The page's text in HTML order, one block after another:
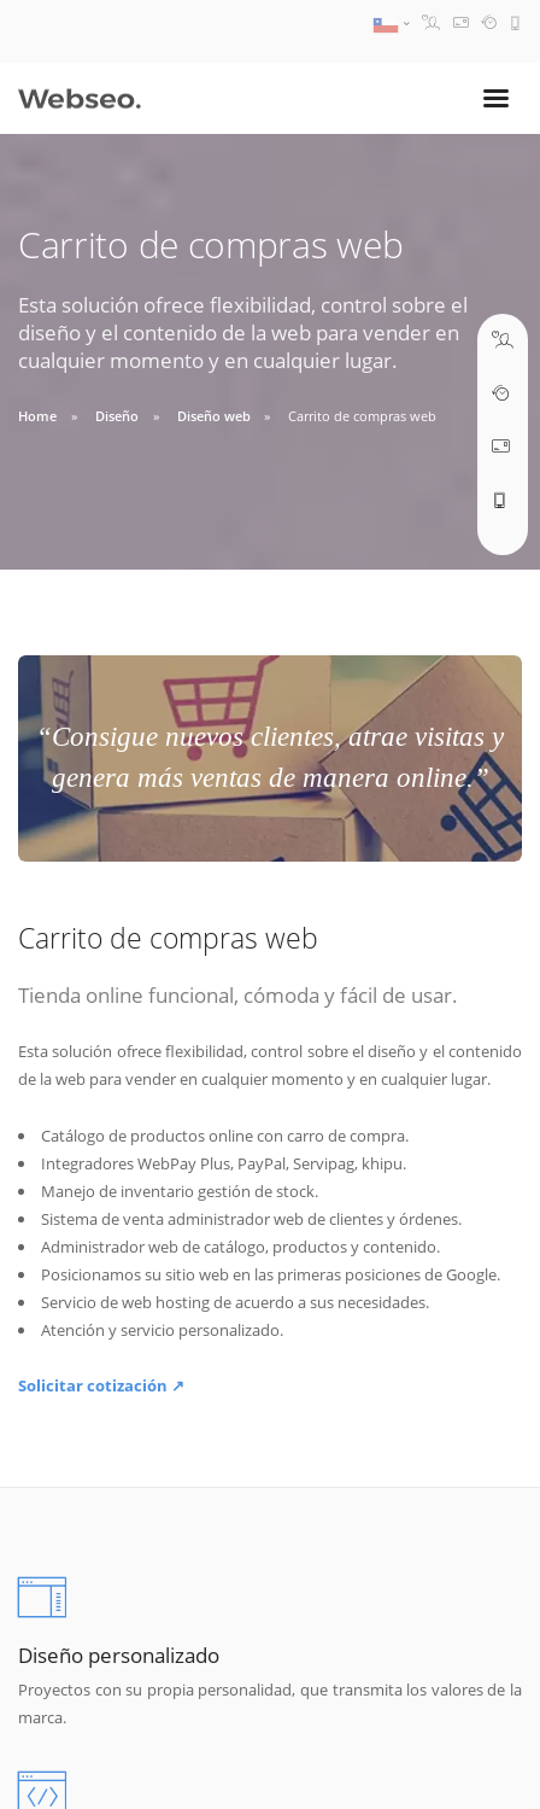
Carrito de compras web
Esta solución ofrece flexibilidad, control sobre el
diseño y el contenido de la web para vender en
cualquier momento y en cualquier lugar.
Home Diseño Diseño web Carrito de compras web
“Consigue nuevos clientes, atrae visitas y
genera más ventas de manera online.”
Carrito de compras web
Tienda online funcional, cómoda y fácil de usar.
Esta solución ofrece flexibilidad, control sobre el diseño y el contenido
de la web para vender en cualquier momento y en cualquier lugar.
Catálogo de productos online con carro de compra.
Integradores WebPay Plus, PayPal, Servipag, khipu.
Manejo de inventario gestión de stock.
Sistema de venta administrador web de clientes y órdenes.
Administrador web de catálogo, productos y contenido.
Posicionamos su sitio web en las primeras posiciones de Google.
Servicio de web hosting de acuerdo a sus necesidades.
Atención y servicio personalizado.
Solicitar cotización ↗
Diseño personalizado
Proyectos con su propia personalidad, que transmita los valores de la
marca.
09:30 AM A 18:30 PM
soporte@webseo.cl
ABRIR TICKET